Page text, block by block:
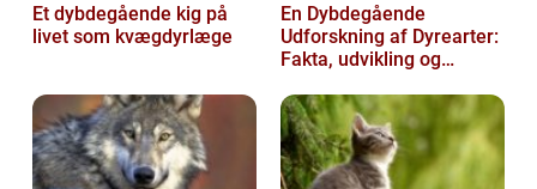
Et dybdegående kig på
livet som kvægdyrlæge
En Dybdegående
Udforskning af Dyrearter:
Fakta, udvikling og